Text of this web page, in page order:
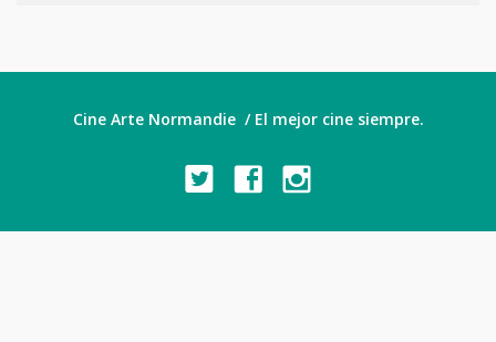
Cine Arte Normandie / El mejor cine siempre.